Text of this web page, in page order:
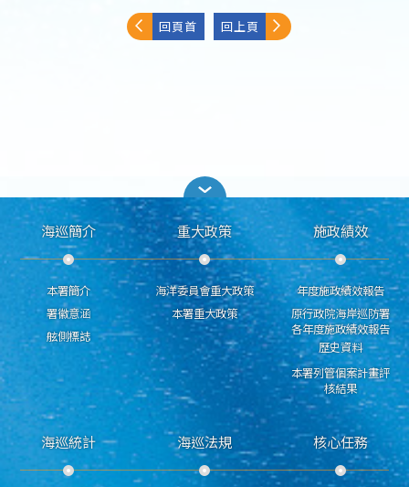
回頁首 回上頁
海巡簡介
本署簡介
署徽意涵
舷側標誌
重大政策
海洋委員會重大政策
本署重大政策
施政績效
年度施政績效報告
原行政院海岸巡防署
各年度施政績效報告
歷史資料
本署列管個案計畫評
核結果
海巡統計 海巡法規 核心任務